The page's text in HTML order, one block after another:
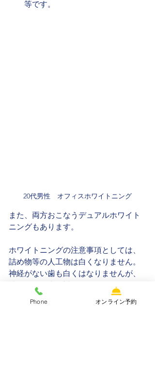
等です。
20代男性　オフィスホワイトニング
また、両方おこなうデュアルホワイト
ニングもあります。
ホワイトニングの注意事項としては、
詰め物等の人工物は白くなりません。
神経がない歯も白くはなりませんが、
神経のない歯に対するホワイトニング
も当院では行っております。
Phone オンライン予約